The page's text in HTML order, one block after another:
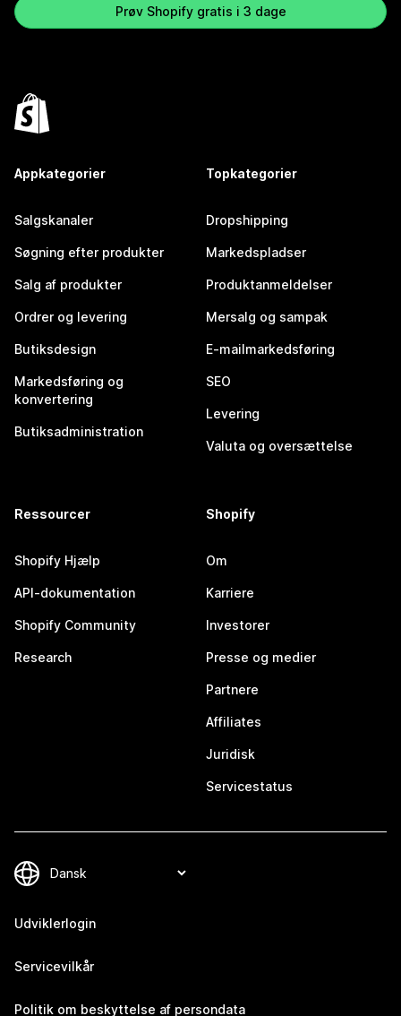
Prøv Shopify gratis i 3 dage
Appkategorier
Salgskanaler
Søgning efter produkter
Salg af produkter
Ordrer og levering
Butiksdesign
Markedsføring og
konvertering
Butiksadministration
Topkategorier
Dropshipping
Markedspladser
Produktanmeldelser
Mersalg og sampak
E-mailmarkedsføring
SEO
Levering
Valuta og oversættelse
Ressourcer
Shopify Hjælp
API-dokumentation
Shopify Community
Research
Shopify
Om
Karriere
Investorer
Presse og medier
Partnere
Affiliates
Juridisk
Servicestatus
Udviklerlogin
Servicevilkår
Politik om beskyttelse af persondata